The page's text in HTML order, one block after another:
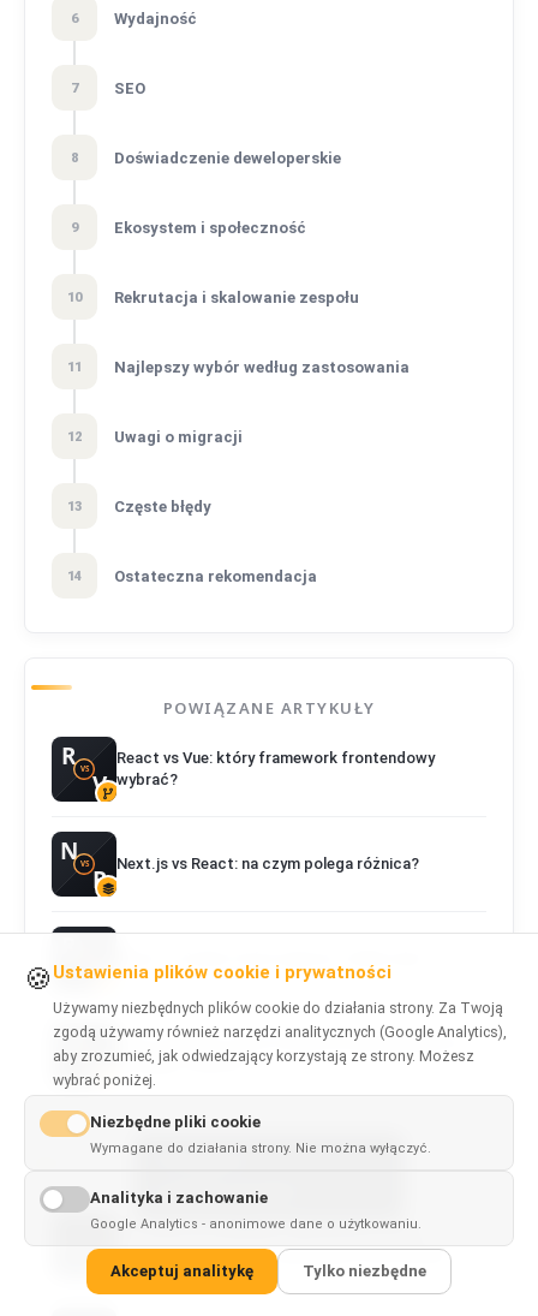
6 Wydajność
7 SEO
8 Doświadczenie deweloperskie
9 Ekosystem i społeczność
10 Rekrutacja i skalowanie zespołu
11 Najlepszy wybór według zastosowania
12 Uwagi o migracji
13 Częste błędy
14 Ostateczna rekomendacja
POWIĄZANE ARTYKUŁY
React vs Vue: który framework frontendowy
wybrać?
Next.js vs React: na czym polega różnica?
Vue vs Angular: który framework lepiej pasuje do
Twojego zespołu?
Moonshot AI publikuje wagi Kimi K3: 2,8 bln
parametrów, licencja, wymagania i benchmarki
available inEnglish
🍪 Ustawienia plików cookie i prywatności
Używamy niezbędnych plików cookie do działania strony. Za Twoją
zgodą używamy również narzędzi analitycznych (Google Analytics),
aby zrozumieć, jak odwiedzający korzystają ze strony. Możesz
wybrać poniżej.
Niezbędne pliki cookie
Wymagane do działania strony. Nie można wyłączyć.
Analityka i zachowanie
Google Analytics - anonimowe dane o użytkowaniu.
Akceptuj analitykę Tylko niezbędne